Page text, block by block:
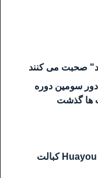
صحبت می کنند
موارد کووید-19 کره جنوبی از 10000 دور سومین دوره
ها گذشت
LG Chem فرمول پادگان کره جنوبی Huayou کبالت